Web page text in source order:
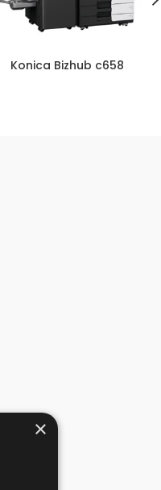
Konica Bizhub c658
×